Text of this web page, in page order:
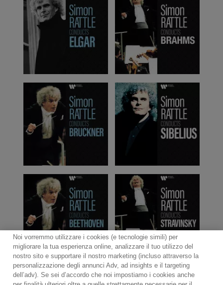
Noi vorremmo utilizzare i cookies (e tecnologie simili) per
migliorare la tua esperienza online, analizzare il tuo utilizzo del
nostro sito e supportare il nostro marketing (incluso attraverso la
personalizzazione degli annunci Adv, ad insights e il targeting
dell’adv). Se sei d’accordo che noi impostiamo i cookies anche